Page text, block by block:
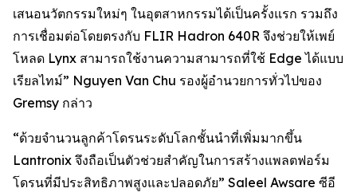
เสนอนวัตกรรมใหม่ๆ ในอุตสาหกรรมได้เป็นครั้งแรก รวมถึง
การเชื่อมต่อโดยตรงกับ FLIR Hadron 640R จึงช่วยให้เพย์
โหลด Lynx สามารถใช้งานความสามารถที่ใช้ Edge ได้แบบ
เรียลไทม์” Nguyen Van Chu รองผู้อำนวยการทั่วไปของ
Gremsy กล่าว
“ด้วยจำนวนลูกค้าโดรนระดับโลกชั้นนำที่เพิ่มมากขึ้น
Lantronix จึงถือเป็นตัวช่วยสำคัญในการสร้างแพลตฟอร์ม
โดรนที่มีประสิทธิภาพสูงและปลอดภัย” Saleel Awsare ซีอี